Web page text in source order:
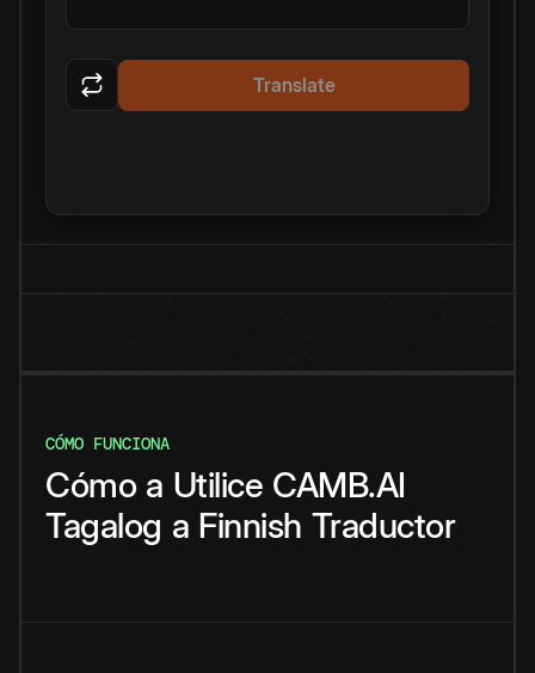
Translate
CÓMO FUNCIONA
Cómo a Utilice CAMB.AI
Tagalog a Finnish Traductor